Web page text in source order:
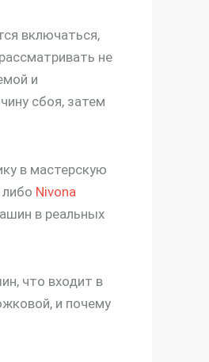
включаться,
не
и
сбоя, затем
в мастерскую
либо Nivona
в реальных
что входит в
и почему